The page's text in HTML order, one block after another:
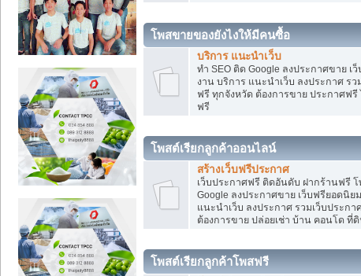
โพสขายของยังไงให้มีคนซื้อ
บริการ แนะนำเว็บ
ทำ SEO ติด Google ลงประกาศขาย
งาน บริการ แนะนำเว็บ ลงประกาศ ร
ฟรี ทุกจังหวัด ต้องการขาย ประกาศฟ
ฟรี
โพสต์เรียกลูกค้าออนไลน์
สร้างเว็บฟรีประกาศ
เว็บประกาศฟรี ติดอันดับ ฝากร้านฟรี
Google ลงประกาศขาย เว็บฟรียอดนิ
แนะนำเว็บ ลงประกาศ รวมเว็บประก
ต้องการขาย ปล่อยเช่า บ้าน คอนโด
โพสต์เรียกลูกค้าโพสฟรี